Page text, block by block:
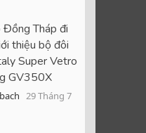
Tháp đi
thiệu bộ đôi
Super Vetro
GV350X
29 Tháng 7